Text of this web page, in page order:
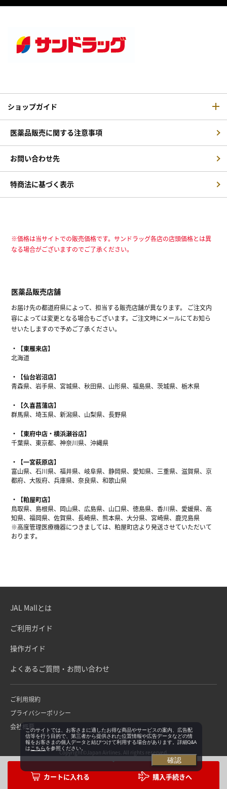
購入手続きへ
ショップガイド
医薬品販売に関する注意事項
お問い合わせ先
特商法に基づく表示
※価格は当サイトでの販売価格です。サンドラッグ各店の店頭価格とは異
なる場合がございますのでご了承ください。
医薬品販売店舗
お届け先の都道府県によって、担当する販売店舗が異なります。 ご注文内
容によっては変更となる場合もございます。ご注文時にメールにてお知ら
せいたしますので予めご了承ください。
【東雁来店】
北海道
【仙台岩沼店】
青森県、岩手県、宮城県、秋田県、山形県、福島県、茨城県、栃木県
【久喜菖蒲店】
群馬県、埼玉県、新潟県、山梨県、長野県
【東府中店・横浜瀬谷店】
千葉県、東京都、神奈川県、沖縄県
【一宮萩原店】
富山県、石川県、福井県、岐阜県、静岡県、愛知県、三重県、滋賀県、京
都府、大阪府、兵庫県、奈良県、和歌山県
【粕屋町店】
鳥取県、島根県、岡山県、広島県、山口県、徳島県、香川県、愛媛県、高
知県、福岡県、佐賀県、長崎県、熊本県、大分県、宮崎県、鹿児島県
※高度管理医療機器につきましては、粕屋町店より発送させていただいて
おります。
JAL Mallとは
ご利用ガイド
操作ガイド
よくあるご質問・お問い合わせ
ご利用規約
プライバシーポリシー
会社概要
Copyright©Japan Airlines. All rights reserved.
このサイトでは、お客さまに適したお得な商品やサービスの案内、広告配
信等を行う目的で、第三者から提供された位置情報や広告データなどの情
報をお客さまの個人データと結びつけて利用する場合があります。詳細Q&A
は こちらを参照ください。
確認